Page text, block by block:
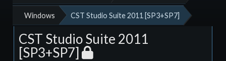
Windows CST Studio Suite 2011 [SP3+SP7]
CST Studio Suite 2011
[SP3+SP7]